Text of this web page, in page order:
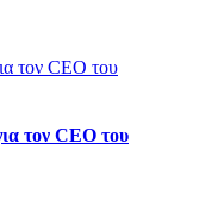
τον CEO του